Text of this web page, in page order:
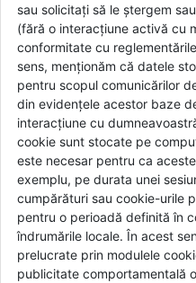
sau solicitați să le ștergem
(fără o interacțiune activă cu
conformitate cu
sens, menționăm că datele
pentru scopul comunicărilor
din evidențele acestor baze
interacțiune cu
cookie sunt stocate pe
este necesar pentru ca
exemplu, pe durata unei
cumpărături sau cookie-urile
pentru o perioadă definită în
îndrumările locale. În acest
prelucrate prin modulele
publicitate comportamentală